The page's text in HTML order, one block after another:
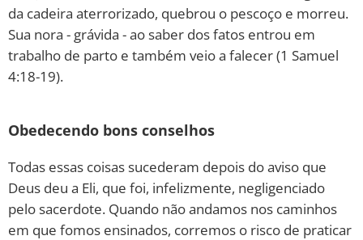
da cadeira aterrorizado, quebrou o pescoço e morreu.
Sua nora - grávida - ao saber dos fatos entrou em
trabalho de parto e também veio a falecer (1 Samuel
4:18-19).
Obedecendo bons conselhos
Todas essas coisas sucederam depois do aviso que
Deus deu a Eli, que foi, infelizmente, negligenciado
pelo sacerdote. Quando não andamos nos caminhos
em que fomos ensinados, corremos o risco de praticar